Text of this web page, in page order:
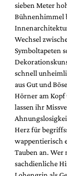
sieben Meter
Bühnenhimmel
Wechsel
Symboltapeten
schnell
aus Gut und
Hörner am Kopf
lassen ihr
Herz für
wappentierisch
Tauben an.
sachdienliche